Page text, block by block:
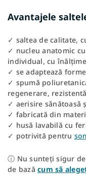
Avantajele
✓ saltea de calitate,
✓ nucleu anatomic
individual, cu
✓ se adaptează
✓ spumă
regenerare,
✓ aerisire sănătoasă
✓ fabricată din
✓ husă lavabilă cu
✓ potrivită pentru
ⓘ Nu sunteți sigur
de bază cum să